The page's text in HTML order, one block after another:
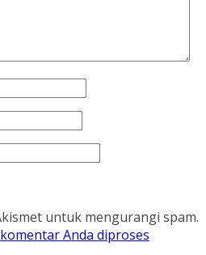
untuk mengurangi spam.
Anda diproses